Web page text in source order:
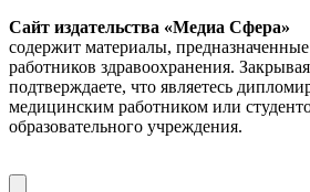
Сайт издательства «Медиа Сфера»
содержит материалы,
работников здравоохранения.
подтверждаете, что являетесь
медицинским работником или
образовательного учреждения.